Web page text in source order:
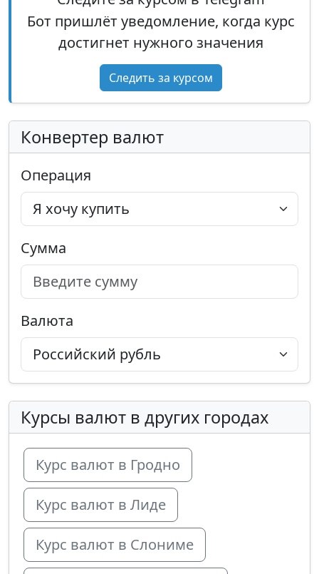
Бот пришлёт уведомление, когда курс
достигнет нужного значения
Следить за курсом
Конвертер валют
Операция
Сумма
Валюта
Курсы валют в других городах
Курс валют в Гродно
Курс валют в Лиде
Курс валют в Слониме